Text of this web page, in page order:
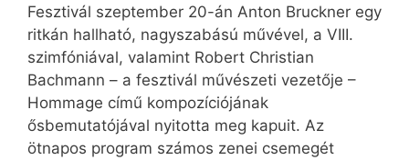
Fesztivál szeptember 20-án Anton Bruckner egy
ritkán hallható, nagyszabású művével, a VIII.
szimfóniával, valamint Robert Christian
Bachmann – a fesztivál művészeti vezetője –
Hommage című kompozíciójának
ősbemutatójával nyitotta meg kapuit. Az
ötnapos program számos zenei csemegét